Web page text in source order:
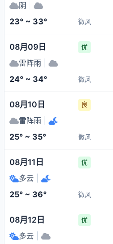
阴
23° ~ 33° 微风
08月09日 优
雷阵雨
24° ~ 34° 微风
08月10日 良
雷阵雨
25° ~ 35° 微风
08月11日 优
多云
25° ~ 36° 微风
08月12日 优
多云